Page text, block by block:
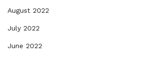
August 2022
July 2022
June 2022